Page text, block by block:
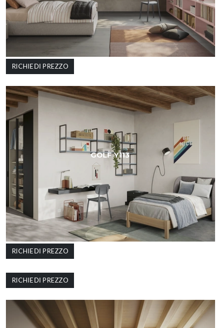
RICHIEDI PREZZO
GOLF Y113
RICHIEDI PREZZO
RICHIEDI PREZZO